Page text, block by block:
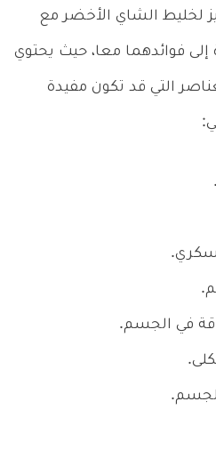
لخليط الشاي الأخضر مع
إلى فوائدهما معا، حيث يحتوي
التي قد تكون مفيدة
في الجسم.